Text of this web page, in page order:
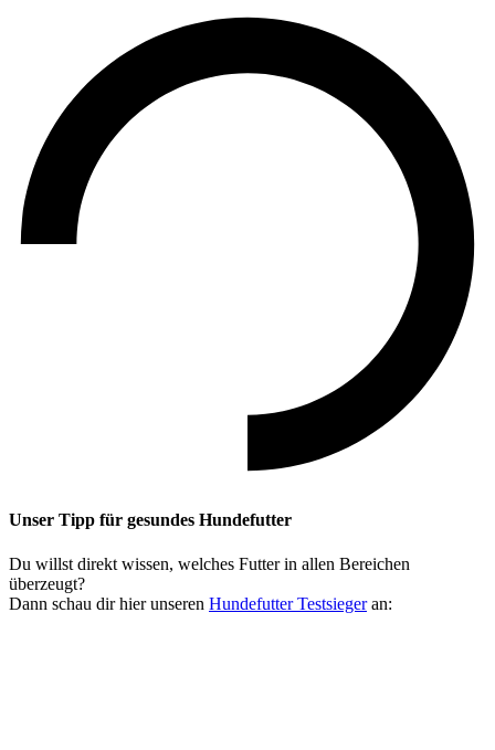
Unser Tipp für gesundes Hundefutter
Du willst direkt wissen, welches Futter in allen Bereichen
überzeugt?
Dann schau dir hier unseren Hundefutter Testsiegeran: